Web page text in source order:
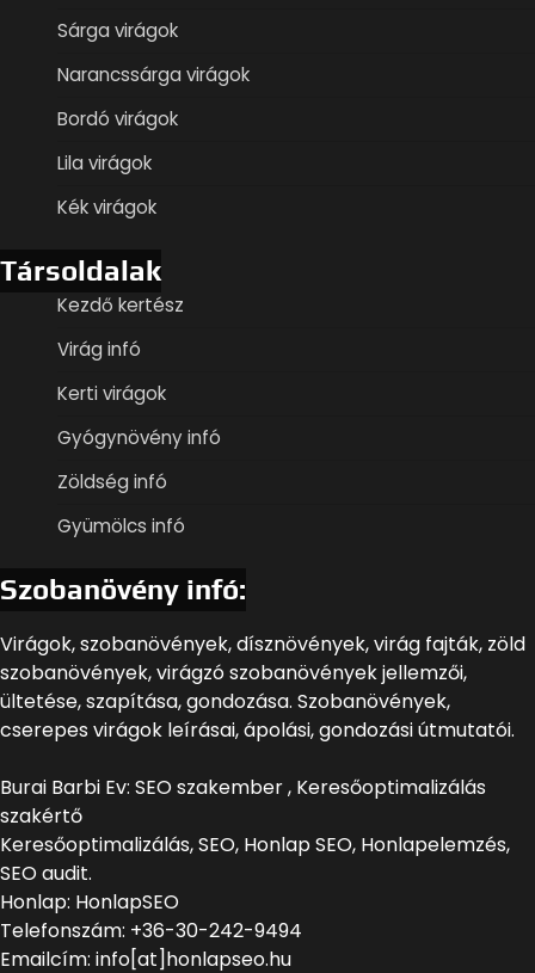
Sárga virágok
Narancssárga virágok
Bordó virágok
Lila virágok
Kék virágok
Társoldalak
Kezdő kertész
Virág infó
Kerti virágok
Gyógynövény infó
Zöldség infó
Gyümölcs infó
Szobanövény infó:
Virágok, szobanövények, dísznövények, virág fajták, zöld
szobanövények, virágzó szobanövények jellemzői,
ültetése, szapítása, gondozása. Szobanövények,
cserepes virágok leírásai, ápolási, gondozási útmutatói.
Burai Barbi Ev: SEO szakember , Keresőoptimalizálás
szakértő
Keresőoptimalizálás, SEO, Honlap SEO, Honlapelemzés,
SEO audit.
Honlap: HonlapSEO
Telefonszám: +36-30-242-9494
Emailcím: info[at]honlapseo.hu